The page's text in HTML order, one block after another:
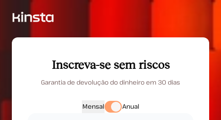
Inscreva-se sem riscos
Garantia de devolução do dinheiro em 30 dias
Mensal Anual